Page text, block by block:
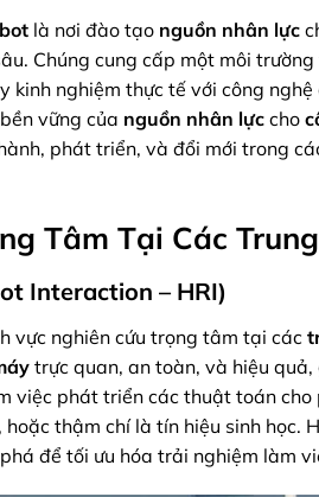
là nơi đào tạo nguồn nhân lực
Chúng cung cấp một môi
nghiệm thực tế với công
vững của nguồn nhân lực cho
phát triển, và đổi mới trong
Tâm Tại Các
Interaction – HRI)
vực nghiên cứu trọng tâm tại các
trực quan, an toàn, và hiệu
việc phát triển các thuật toán
thậm chí là tín hiệu sinh học.
để tối ưu hóa trải nghiệm làm